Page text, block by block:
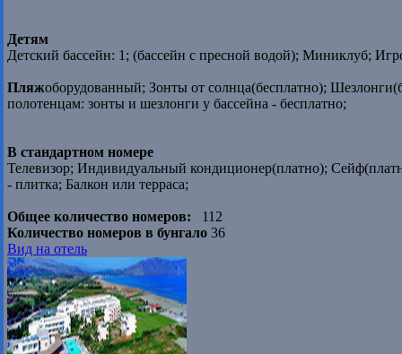
Детям
Детский бассейн: 1; (бассейн с пресной водой); Миниклуб;
Пляжоборудованный; Зонты от солнца(бесплатно);
полотенцам: зонты и шезлонги у бассейна - бесплатно;
В стандартном номере
Телевизор; Индивидуальный кондиционер(платно);
- плитка; Балкон или терраса;
Общее количество номеров: 112
Количество номеров в бунгало 36
Вид на отель